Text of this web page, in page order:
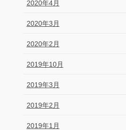
2020年4月
2020年3月
2020年2月
2019年10月
2019年3月
2019年2月
2019年1月